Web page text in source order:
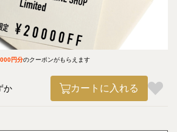
円分のクーポンがもらえます
か カートに入れる